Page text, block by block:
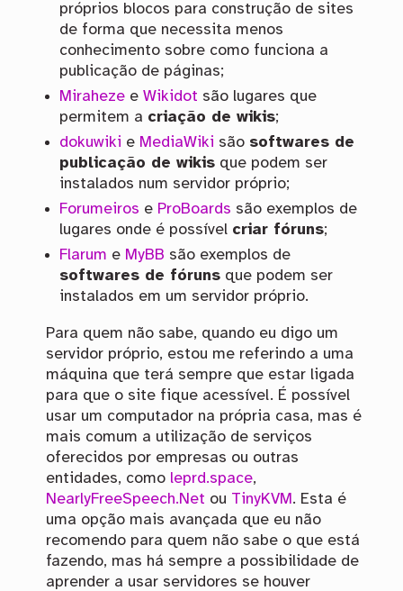
próprios blocos para construção de sites
de forma que necessita menos
conhecimento sobre como funciona a
publicação de páginas;
Mirahezee Wikidot são lugares que
permitem a criação de wikis;
dokuwiki e MediaWiki são softwares de
publicação de wikisque podem ser
instalados num servidor próprio;
Forumeiros e ProBoards são exemplos de
lugares onde é possível criar fóruns;
Flarum e MyBB são exemplos de
softwares de fórunsque podem ser
instalados em um servidor próprio.
Para quem não sabe, quando eu digo um
servidor próprio, estou me referindo a uma
máquina que terá sempre que estar ligada
para que o site fique acessível. É possível
usar um computador na própria casa, mas é
mais comum a utilização de serviços
oferecidos por empresas ou outras
entidades, como leprd.space,
NearlyFreeSpeech.Net ou TinyKVM . Esta é
uma opção mais avançada que eu não
recomendo para quem não sabe o que está
fazendo, mas há sempre a possibilidade de
aprender a usar servidores se houver